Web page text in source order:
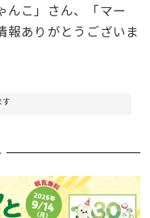
んこ」さん、「マー
報ありがとうございま